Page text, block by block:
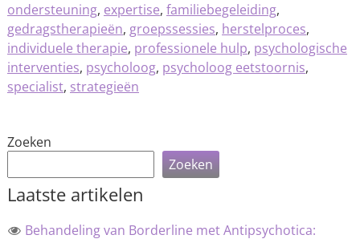
ondersteuning, expertise, familiebegeleiding,
gedragstherapieën, groepssessies, herstelproces,
individuele therapie, professionele hulp, psychologische
interventies, psycholoog, psycholoog eetstoornis,
specialist, strategieën
Zoeken
Zoeken
Laatste artikelen
Behandeling van Borderline met Antipsychotica: